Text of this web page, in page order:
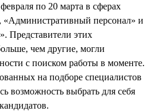
по 20 марта в сферах
персонал» и
Представители этих
чем другие, могли
с поиском работы в моменте.
на подборе специалистов
возможность выбрать для себя